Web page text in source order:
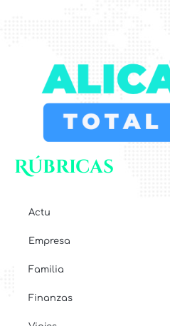
Rúbricas
Actu
Empresa
Familia
Finanzas